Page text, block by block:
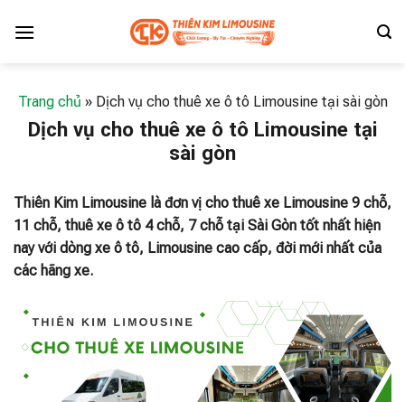
Trang chủ » Dịch vụ cho thuê xe ô tô Limousine tại sài gòn
Dịch vụ cho thuê xe ô tô Limousine tại
sài gòn
Thiên Kim Limousine là đơn vị cho thuê xe Limousine 9 chỗ,
11 chỗ, thuê xe ô tô 4 chỗ, 7 chỗ tại Sài Gòn tốt nhất hiện
nay với dòng xe ô tô, Limousine cao cấp, đời mới nhất của
các hãng xe.